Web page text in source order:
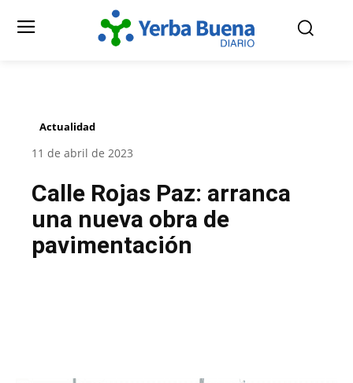
Actualidad
11 de abril de 2023
Calle Rojas Paz: arranca
una nueva obra de
pavimentación